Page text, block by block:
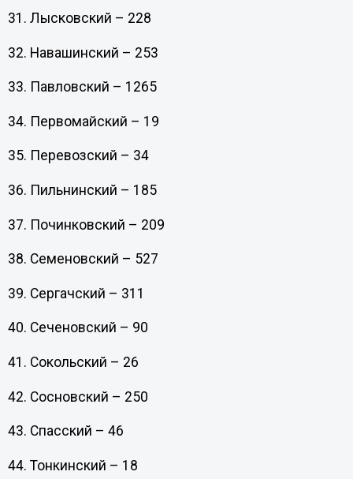
31. Лысковский – 228
32. Навашинский – 253
33. Павловский – 1265
34. Первомайский – 19
35. Перевозский – 34
36. Пильнинский – 185
37. Починковский – 209
38. Семеновский – 527
39. Сергачский – 311
40. Сеченовский – 90
41. Сокольский – 26
42. Сосновский – 250
43. Спасский – 46
44. Тонкинский – 18